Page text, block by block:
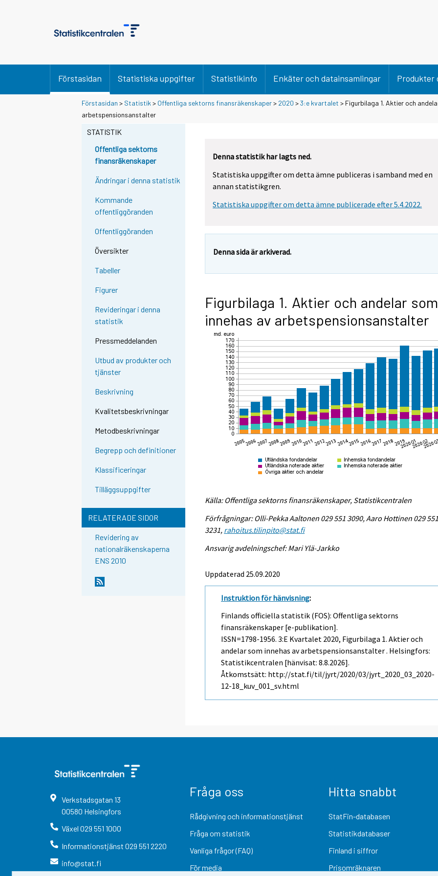
Förstasidan Statistiska uppgifter Statistikinfo Enkäter och datainsamlingar Produkter
Förstasidan > Statistik > Offentliga sektorns finansräkenskaper> 2020 >3:e kvartalet > Figurbilaga 1. Aktier och
arbetspensionsanstalter
STATISTIK
Offentliga sektorns
finansräkenskaper
Ändringar i denna statistik
Kommande
offentliggöranden
Offentliggöranden
Översikter
Tabeller
Figurer
Revideringar i denna
statistik
Pressmeddelanden
Utbud av produkter och
tjänster
Beskrivning
Kvalitetsbeskrivningar
Metodbeskrivningar
Begrepp och definitioner
Klassificeringar
Tilläggsuppgifter
RELATERADE SIDOR
Revidering av
nationalräkenskaperna
ENS 2010
Denna statistik har lagts ned.
Statistiska uppgifter om detta ämne publiceras i samband med en
annan statistikgren.
Statistiska uppgifter om detta ämne publicerade efter 5.4.2022.
Denna sida är arkiverad.
Figurbilaga 1. Aktier och andelar som
innehas av arbetspensionsanstalter
Källa: Offentliga sektorns finansräkenskaper, Statistikcentralen
Förfrågningar: Olli-Pekka Aaltonen 029 551 3090, Aaro Hottinen 029
3231, rahoitus.tilinpito@stat.fi
Ansvarig avdelningschef: Mari Ylä-Jarkko
Uppdaterad 25.09.2020
Instruktion för hänvisning:
Finlands officiella statistik (FOS): Offentliga sektorns
finansräkenskaper [e-publikation].
ISSN=1798-1956.3:e Kvartalet 2020, Figurbilaga 1. Aktier och
andelar som innehas av arbetspensionsanstalter . Helsingfors:
Statistikcentralen [hänvisat: 8.8.2026].
Åtkomstsätt: http://stat.fi/til/jyrt/2020/03/jyrt_2020_03_2020-
12-18_kuv_001_sv.html
Verkstadsgatan 13
00580 Helsingfors
Växel 029 551 1000
Informationstjänst 029 551 2220
info@stat.fi
Fråga oss
Rådgivning och informationstjänst
Fråga om statistik
Vanliga frågor (FAQ)
För media
Hitta snabbt
StatFin-databasen
Statistikdatabaser
Finland i siffror
Prisomräknaren